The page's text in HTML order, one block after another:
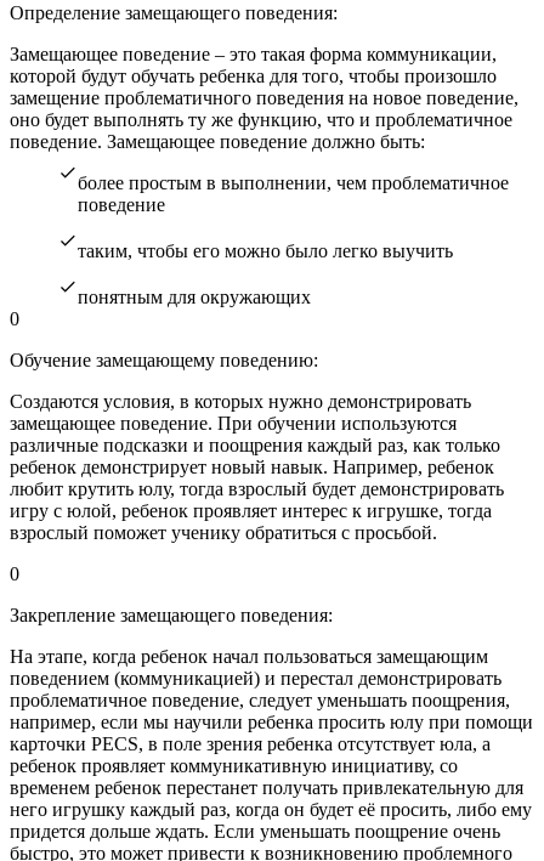
Определение замещающего поведения:
Замещающее поведение – это такая форма коммуникации,
которой будут обучать ребенка для того, чтобы произошло
замещение проблематичного поведения на новое поведение,
оно будет выполнять ту же функцию, что и проблематичное
поведение. Замещающее поведение должно быть:
более простым в выполнении, чем проблематичное
поведение
таким, чтобы его можно было легко выучить
понятным для окружающих
0
Обучение замещающему поведению:
Создаются условия, в которых нужно демонстрировать
замещающее поведение. При обучении используются
различные подсказки и поощрения каждый раз, как только
ребенок демонстрирует новый навык. Например, ребенок
любит крутить юлу, тогда взрослый будет демонстрировать
игру с юлой, ребенок проявляет интерес к игрушке, тогда
взрослый поможет ученику обратиться с просьбой.
0
Закрепление замещающего поведения:
На этапе, когда ребенок начал пользоваться замещающим
поведением (коммуникацией) и перестал демонстрировать
проблематичное поведение, следует уменьшать поощрения,
например, если мы научили ребенка просить юлу при помощи
карточки PECS, в поле зрения ребенка отсутствует юла, а
ребенок проявляет коммуникативную инициативу, со
временем ребенок перестанет получать привлекательную для
него игрушку каждый раз, когда он будет её просить, либо ему
придется дольше ждать. Если уменьшать поощрение очень
быстро, это может привести к возникновению проблемного